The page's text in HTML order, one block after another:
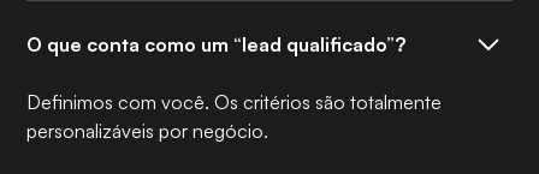
O que conta como um “lead qualificado”?
Definimos com você. Os critérios são totalmente
personalizáveis por negócio.